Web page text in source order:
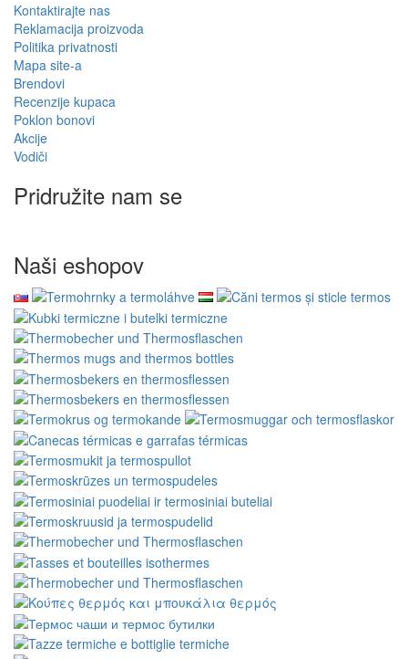
Kontaktirajte nas
Reklamacija proizvoda
Politika privatnosti
Mapa site-a
Brendovi
Recenzije kupaca
Poklon bonovi
Akcije
Vodiči
Pridružite nam se
Naši eshopov